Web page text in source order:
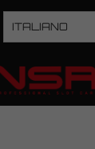
ITALIANO